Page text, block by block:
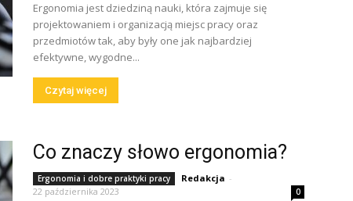
Ergonomia jest dziedziną nauki, która zajmuje się
projektowaniem i organizacją miejsc pracy oraz
przedmiotów tak, aby były one jak najbardziej
efektywne, wygodne...
Czytaj więcej
Co znaczy słowo ergonomia?
Ergonomia i dobre praktyki pracy Redakcja -
22 października 2023
0